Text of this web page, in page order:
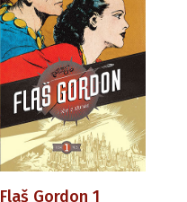
Flaš Gordon 1